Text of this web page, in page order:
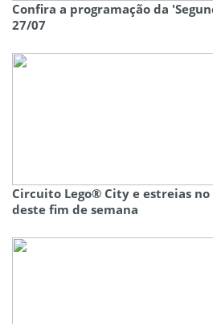
Confira a programação da
27/07
Circuito Lego® City e estreias
deste fim de semana